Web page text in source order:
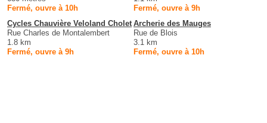
Fermé, ouvre à 10h
Fermé, ouvre à 9h
Cycles Chauvière Veloland Cholet
Rue Charles de Montalembert
1.8 km
Fermé, ouvre à 9h
Archerie des Mauges
Rue de Blois
3.1 km
Fermé, ouvre à 10h